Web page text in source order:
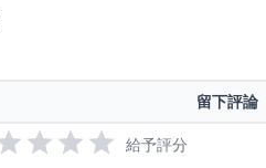
留下評論
給予評分